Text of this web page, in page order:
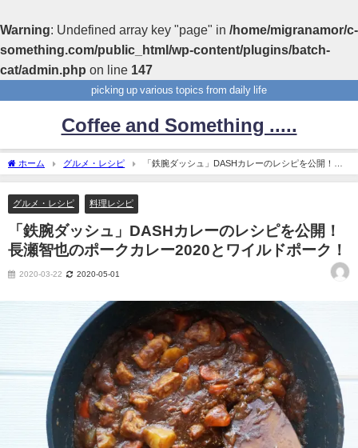
Warning: Undefined array key "page" in /home/migranamor/c-
something.com/public_html/wp-content/plugins/batch-
cat/admin.php on line 147
picking up various topics from daily life
Coffee and Something .....
ホーム グルメ・レシピ
「鉄腕ダッシュ」DASHカレーのレシピを公開！長
瀬智也のポークカレー2020とワイルドポーク！
グルメ・レシピ 料理レシピ
「鉄腕ダッシュ」DASHカレーのレシピを公開！
長瀬智也のポークカレー2020とワイルドポーク！
2020-03-22 2020-05-01